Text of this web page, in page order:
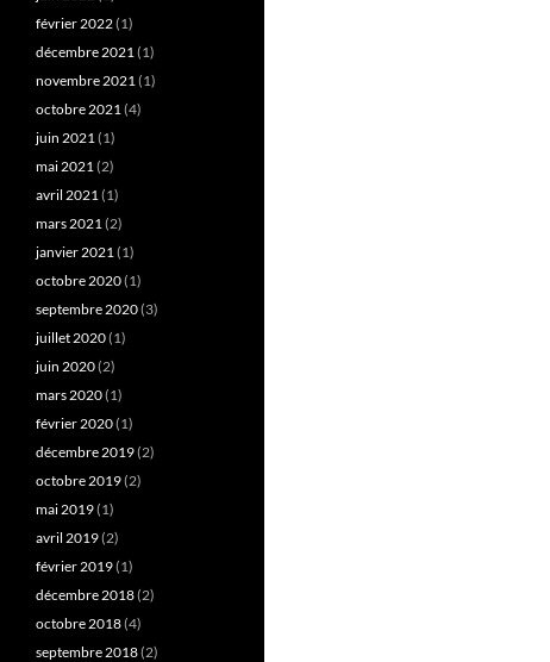
février 2022(1)
décembre 2021(1)
novembre 2021(1)
octobre 2021(4)
juin 2021(1)
mai 2021(2)
avril 2021(1)
mars 2021(2)
janvier 2021(1)
octobre 2020(1)
septembre 2020(3)
juillet 2020(1)
juin 2020(2)
mars 2020(1)
février 2020(1)
décembre 2019(2)
octobre 2019(2)
mai 2019(1)
avril 2019(2)
février 2019(1)
décembre 2018(2)
octobre 2018(4)
septembre 2018(2)